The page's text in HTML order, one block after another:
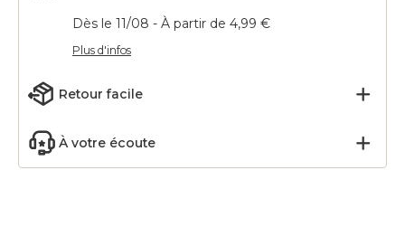
Dès le 11/08 - À partir de 4,99 €
Plus d'infos
Retour facile
À votre écoute